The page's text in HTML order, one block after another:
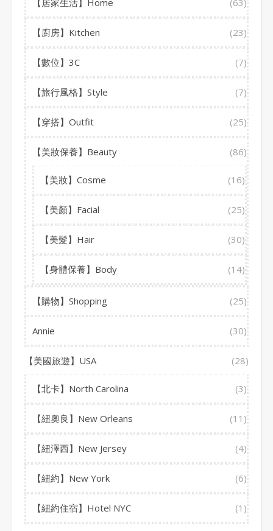
【居家生活】Home (63)
【廚房】Kitchen (23)
【數位】3C (7)
【旅行風格】Style (7)
【穿搭】Outfit (25)
【美妝保養】Beauty (86)
【美妝】Cosme (16)
【美顏】Facial (25)
【美髮】Hair (30)
【身體保養】Body (14)
【購物】Shopping (25)
Annie (30)
【美國旅遊】USA (28)
【北卡】North Carolina (3)
【紐奧良】New Orleans (11)
【紐澤西】New Jersey (4)
【紐約】New York (6)
【紐約住宿】Hotel NYC (1)